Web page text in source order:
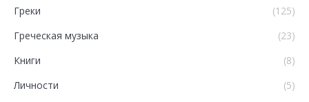
Греки
(125)
Греческая музыка
(23)
Книги
(8)
Личности
(5)